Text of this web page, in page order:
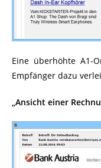
Eine überhöhte A1-
Empfänger dazu
„Ansicht einer